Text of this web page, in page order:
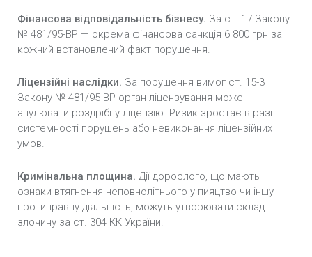
Фінансова відповідальність бізнесу. За ст. 17 Закону
№ 481/95-ВР — окрема фінансова санкція 6 800 грн за
кожний встановлений факт порушення.
Ліцензійні наслідки. За порушення вимог ст. 15-3
Закону № 481/95-ВР орган ліцензування може
анулювати роздрібну ліцензію. Ризик зростає в разі
системності порушень або невиконання ліцензійних
умов.
Кримінальна площина. Дії дорослого, що мають
ознаки втягнення неповнолітнього у пияцтво чи іншу
протиправну діяльність, можуть утворювати склад
злочину за ст. 304 КК України.